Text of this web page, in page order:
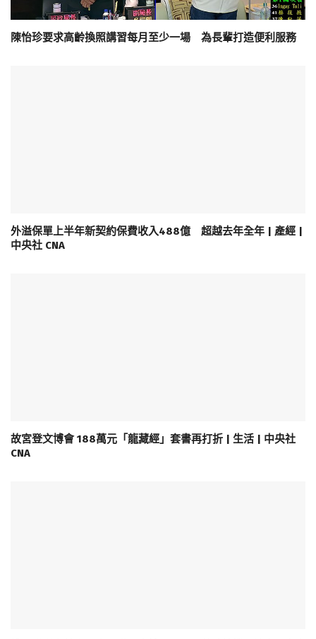
陳怡珍要求高齡換照講習每月至少一場 為長輩打造便利服務
外溢保單上半年新契約保費收入488億 超越去年全年 | 產經 |
中央社 CNA
故宮登文博會 188萬元「龍藏經」套書再打折 | 生活 | 中央社
CNA